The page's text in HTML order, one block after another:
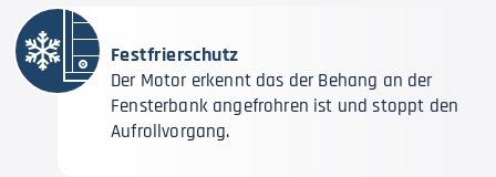
Festfrierschutz
Der Motor erkennt das der Behang an der
Fensterbank angefrohren ist und stoppt den
Aufrollvorgang.